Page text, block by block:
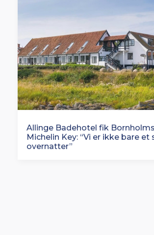
Allinge Badehotel fik Bornholms
Michelin Key: “Vi er ikke bare et
overnatter”